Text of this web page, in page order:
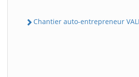
Chantier auto-entrepreneur